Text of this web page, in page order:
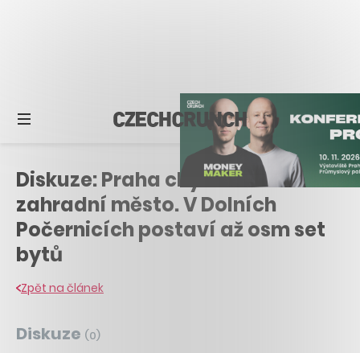
Diskuze: Praha chystá nové
zahradní město. V Dolních
Počernicích postaví až osm set
bytů
Zpět na článek
Diskuze (0)